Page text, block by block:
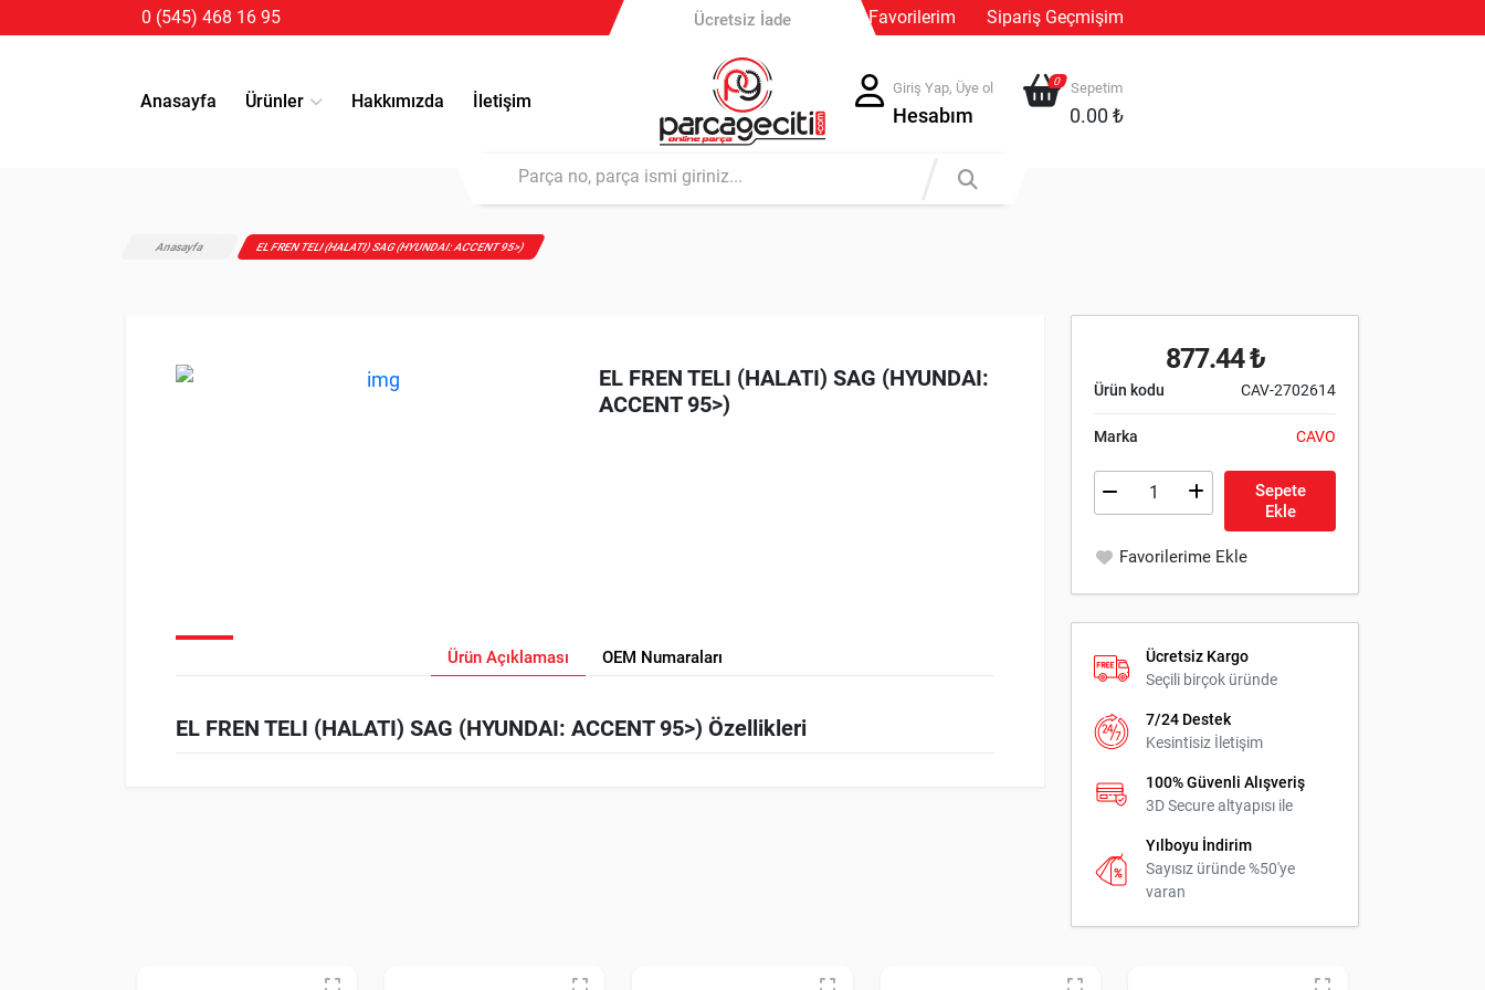
0 (545) 468 16 95
Güvenli Ödeme
Favorilerim Sipariş Geçmişim
Anasayfa Ürünler Hakkımızda İletişim
Giriş Yap, Üye ol
Hesabım
0 Sepetim
0.00 ₺
Anasayfa EL FREN TELI (HALATI) SAG (HYUNDAI: ACCENT 95>)
EL FREN TELI (HALATI) SAG (HYUNDAI:
ACCENT 95>)
Ürün Açıklaması OEM Numaraları
EL FREN TELI (HALATI) SAG (HYUNDAI: ACCENT 95>) Özellikleri
877.44 ₺
Ürün kodu CAV-2702614
Marka CAVO
Sepete
Ekle
Favorilerime Ekle
Ücretsiz Kargo
Seçili birçok üründe
7/24 Destek
Kesintisiz İletişim
100% Güvenli Alışveriş
3D Secure altyapısı ile
Yılboyu İndirim
Sayısız üründe %50'ye
varan